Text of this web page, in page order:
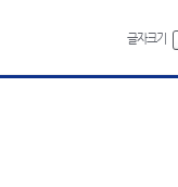
글자크기